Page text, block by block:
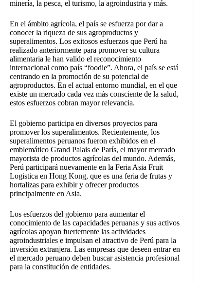
minería, la pesca, el turismo, la agroindustria y más.
En el ámbito agrícola, el país se esfuerza por dar a
conocer la riqueza de sus agroproductos y
superalimentos. Los exitosos esfuerzos que Perú ha
realizado anteriormente para promover su cultura
alimentaria le han valido el reconocimiento
internacional como país “foodie”. Ahora, el país se está
centrando en la promoción de su potencial de
agroproductos. En el actual entorno mundial, en el que
existe un mercado cada vez más consciente de la salud,
estos esfuerzos cobran mayor relevancia.
El gobierno participa en diversos proyectos para
promover los superalimentos. Recientemente, los
superalimentos peruanos fueron exhibidos en el
emblemático Grand Palais de París, el mayor mercado
mayorista de productos agrícolas del mundo. Además,
Perú participará nuevamente en la Feria Asia Fruit
Logistica en Hong Kong, que es una feria de frutas y
hortalizas para exhibir y ofrecer productos
principalmente en Asia.
Los esfuerzos del gobierno para aumentar el
conocimiento de las capacidades peruanas y sus activos
agrícolas apoyan fuertemente las actividades
agroindustriales e impulsan el atractivo de Perú para la
inversión extranjera. Las empresas que deseen entrar en
el mercado peruano deben buscar asistencia profesional
para la constitución de entidades.